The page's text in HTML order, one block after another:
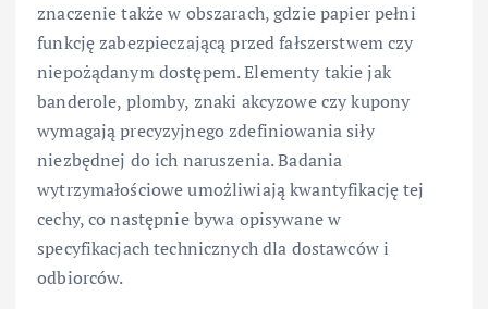
znaczenie także w obszarach, gdzie papier pełni
funkcję zabezpieczającą przed fałszerstwem czy
niepożądanym dostępem. Elementy takie jak
banderole, plomby, znaki akcyzowe czy kupony
wymagają precyzyjnego zdefiniowania siły
niezbędnej do ich naruszenia. Badania
wytrzymałościowe umożliwiają kwantyfikację tej
cechy, co następnie bywa opisywane w
specyfikacjach technicznych dla dostawców i
odbiorców.